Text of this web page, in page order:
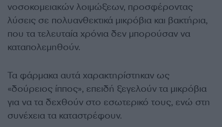
νοσοκομειακών λοιμώξεων, προσφέροντας
λύσεις σε πολυανθεκτικά μικρόβια και βακτήρια,
που τα τελευταία χρόνια δεν μπορούσαν να
καταπολεμηθούν.
Τα φάρμακα αυτά χαρακτηρίστηκαν ως
«δούρειος ίππος», επειδή ξεγελούν τα μικρόβια
για να τα δεχθούν στο εσωτερικό τους, ενώ στη
συνέχεια τα καταστρέφουν.